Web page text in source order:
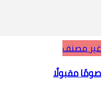
غير مصنف
صومًا مقبولًا